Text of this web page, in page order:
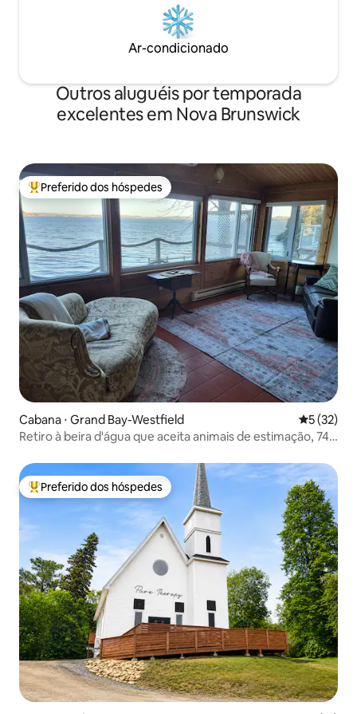
Ar-condicionado
Outros aluguéis por temporada
excelentes em Nova Brunswick
Entre os melhores preferidos dos hóspedes
Preferido dos hóspedes
Cabana ⋅ Grand Bay-Westfield 5 de uma
5 (32)
Retiro à beira d'água que aceita animais de estimação, 74
Entre os melhores preferidos dos hóspedes
Preferido dos hóspedes